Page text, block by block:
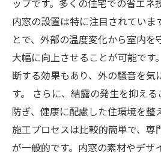
ップです。多くの住宅での省エネ
内窓の設置は特に注目されていま
とで、外部の温度変化から室内を
大幅に向上させることが可能です
断する効果もあり、外の騒音を気
す。 さらに、結露の発生を抑え
防ぎ、健康に配慮した住環境を整
施工プロセスは比較的簡単で、専
が一般的です。内窓の素材やデザ